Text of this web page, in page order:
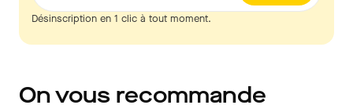
Désinscription en 1 clic à tout moment.
On vous recommande